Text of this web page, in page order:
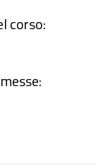
corso: